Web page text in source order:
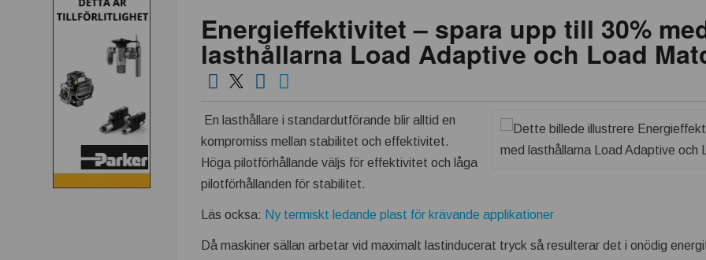
Energieffektivitet – spara upp till 30%
lasthållarna Load Adaptive och Load
En lasthållare i standardutförande blir alltid en
kompromiss mellan stabilitet och effektivitet.
Höga pilotförhållande väljs för effektivitet och låga
pilotförhållanden för stabilitet.
Läs ocksa: Ny termiskt ledande plast för krävande applikationer
Då maskiner sällan arbetar vid maximalt lastinducerat tryck så resulterar det i onödig